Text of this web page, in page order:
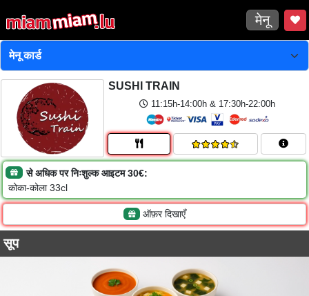
मेनू
SUSHI TRAIN
11:15h-14:00h & 17:30h-22:00h
से अधिक पर निःशुल्क आइटम 30€:
कोका-कोला 33cl
ऑफ़र दिखाएँ
सूप